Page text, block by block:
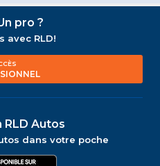
pro ?
avec RLD!
Autos
dans votre poche